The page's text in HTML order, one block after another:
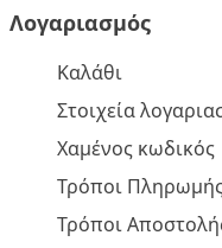
Λογαριασμός
Καλάθι
Στοιχεία
Χαμένος κωδικός
Τρόποι
Τρόποι